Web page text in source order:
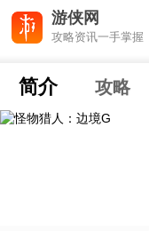
游侠网
攻略资讯一手掌握
简介 攻略